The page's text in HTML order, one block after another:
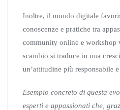
Inoltre, il mondo digitale
conoscenze e pratiche tra
community online e workshop
scambio si traduce in una
un’attitudine più responsabile
Esempio concreto di questa
esperti e appassionati che,